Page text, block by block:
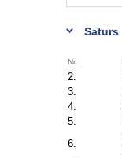
Saturs
Nr.
2.
3.
4.
5.
6.